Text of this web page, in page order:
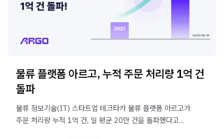
물류 플랫폼 아르고, 누적 주문 처리량 1억 건
돌파
물류 정보기술(IT) 스타트업 테크타카 물류 플랫폼 아르고가
주문 처리량 누적 1억 건, 일 평균 20만 건을 돌파했다고